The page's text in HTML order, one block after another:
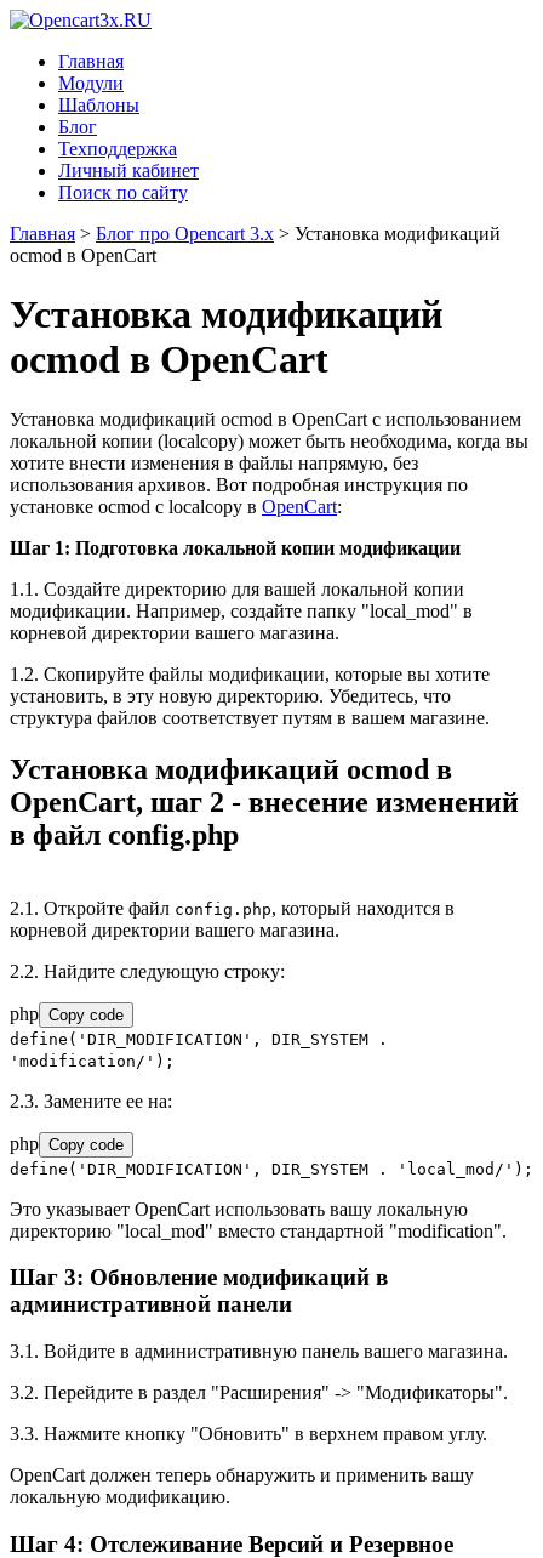
Главная
Модули
Шаблоны
Блог
Техподдержка
Личный кабинет
Поиск по сайту
Главная > Блог про Opencart 3.x > Установка модификаций
ocmod в OpenCart
Установка модификаций
ocmod в OpenCart
Установка модификаций ocmod в OpenCart с использованием
локальной копии (localcopy) может быть необходима, когда вы
хотите внести изменения в файлы напрямую, без
использования архивов. Вот подробная инструкция по
установке ocmod с localcopy в OpenCart:
Шаг 1: Подготовка локальной копии модификации
1.1. Создайте директорию для вашей локальной копии
модификации. Например, создайте папку "local_mod" в
корневой директории вашего магазина.
1.2. Скопируйте файлы модификации, которые вы хотите
установить, в эту новую директорию. Убедитесь, что
структура файлов соответствует путям в вашем магазине.
Установка модификаций ocmod в
OpenCart, шаг 2 - внесение изменений
в файл config.php
2.1. Откройте файл config.php, который находится в
корневой директории вашего магазина.
2.2. Найдите следующую строку:
php Copy code
define ( 'DIR_MODIFICATION' , DIR_SYSTEM .
'modification/' );
2.3. Замените ее на:
php Copy code
define ( 'DIR_MODIFICATION' , DIR_SYSTEM . 'local_mod/' );
Это указывает OpenCart использовать вашу локальную
директорию "local_mod" вместо стандартной "modification".
Шаг 3: Обновление модификаций в
административной панели
3.1. Войдите в административную панель вашего магазина.
3.2. Перейдите в раздел "Расширения" -> "Модификаторы".
3.3. Нажмите кнопку "Обновить" в верхнем правом углу.
OpenCart должен теперь обнаружить и применить вашу
локальную модификацию.
Шаг 4: Отслеживание Версий и Резервное